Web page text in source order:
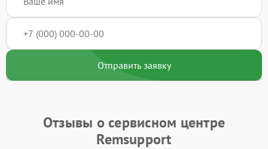
Отправить заявку
Отзывы о сервисном центре
Remsupport